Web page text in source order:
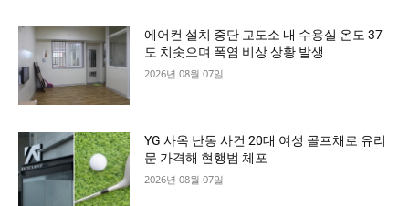
에어컨 설치 중단 교도소 내 수용실 온도 37
도 치솟으며 폭염 비상 상황 발생
2026년 08월 07일
YG 사옥 난동 사건 20대 여성 골프채로 유리
문 가격해 현행범 체포
2026년 08월 07일